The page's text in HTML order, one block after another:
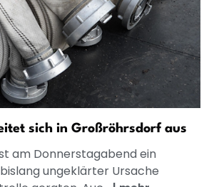
sich in Großröhrsdorf aus
am Donnerstagabend ein
ungeklärter Ursache